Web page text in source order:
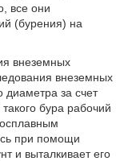
все они
(бурения) на
внеземных
внеземных
диаметра за счет
бура рабочий
при помощи
и выталкивает его